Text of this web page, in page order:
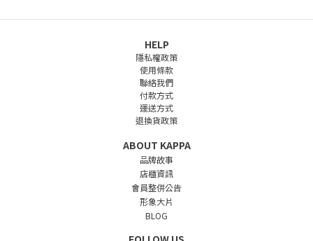
HELP
隱私權政策
使用條款
聯絡我們
付款方式
運送方式
退換貨政策
ABOUT KAPPA
品牌故事
店櫃資訊
會員整併公告
形象大片
BLOG